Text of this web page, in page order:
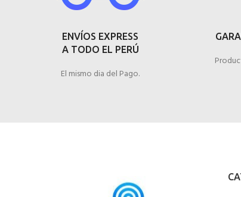
ENVÍOS EXPRESS
A TODO EL PERÚ
El mismo dia del Pago.